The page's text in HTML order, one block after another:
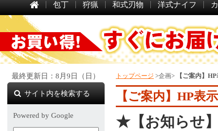
包丁 狩猟 和式刃物 洋式ナイフ
トップページ >企画> 【ご案内】
【ご案内】HP
★【お知らせ
最終更新日：8月9日（日）
サイト内を検索する
Powered by Google